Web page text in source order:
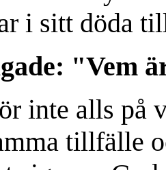
i sitt döda
"Vem
inte alls på
tillfälle